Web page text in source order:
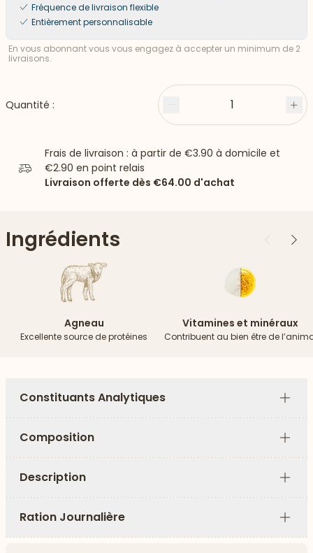
Fréquence de livraison flexible
Entièrement personnalisable
En vous abonnant vous vous engagez à accepter un minimum de 2
livraisons.
Quantité : Moins 1
Frais de livraison : à partir de €3.90 à domicile et
€2.90 en point relais
Livraison offerte dès €64.00 d'achat
Ingrédients Précédent
Agneau
Excellente source de protéines
Vitamines et minéraux
Contribuent au bien être de
Constituants Analytiques
Plus
Composition
Plus
Description
Plus
Ration Journalière
Plus